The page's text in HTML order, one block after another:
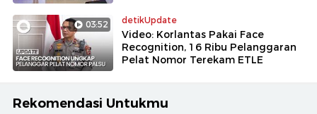
03:52 detikUpdate
Video: Korlantas Pakai Face
Recognition, 16 Ribu Pelanggaran
Pelat Nomor Terekam ETLE
Rekomendasi Untukmu